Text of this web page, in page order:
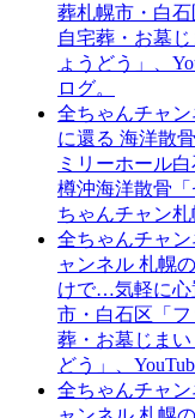
葬札幌市・白
自宅葬・お墓
ょうどう」、
ログ。
全ちゃんチャ
に還る 海洋散
ミリーホール
樽沖海洋散骨「
ちゃんチャン
全ちゃんチャ
ャンネル 札幌
けで…気軽に心
市・白石区「
葬・お墓じま
どう」、
全ちゃんチャ